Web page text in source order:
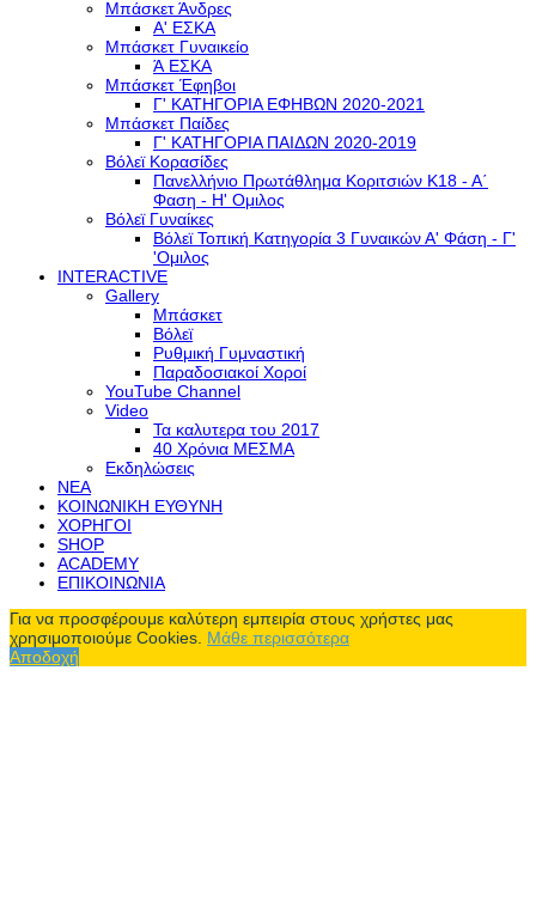
Μπάσκετ Άνδρες
Α' ΕΣΚΑ
Μπάσκετ Γυναικείο
Ά ΕΣΚΑ
Μπάσκετ Έφηβοι
Γ' ΚΑΤΗΓΟΡΙΑ ΕΦΗΒΩΝ 2020-2021
Μπάσκετ Παίδες
Γ' ΚΑΤΗΓΟΡΙΑ ΠΑΙΔΩΝ 2020-2019
Βόλεϊ Κορασίδες
Πανελλήνιο Πρωτάθλημα Κοριτσιών Κ18 - Α΄
Φαση - H' Ομιλος
Βόλεϊ Γυναίκες
Βόλεϊ Τοπική Κατηγορία 3 Γυναικών Α' Φάση - Γ'
'Ομιλος
INTERACTIVE
Gallery
Μπάσκετ
Βόλεϊ
Ρυθμική Γυμναστική
Παραδοσιακοί Χοροί
YouTube Channel
Video
Τα καλυτερα του 2017
40 Χρόνια ΜΕΣΜΑ
Εκδηλώσεις
ΝΕΑ
ΚΟΙΝΩΝΙΚΗ ΕΥΘΥΝΗ
ΧΟΡΗΓΟΙ
SHOP
ACADEMY
ΕΠΙΚΟΙΝΩΝΙΑ
Για να προσφέρουμε καλύτερη εμπειρία στους χρήστες μας
χρησιμοποιούμε Cookies. Μάθε περισσότερα
Αποδοχή